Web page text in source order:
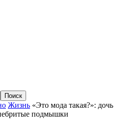
Жизнь «Это мода такая?»: дочь
подмышки